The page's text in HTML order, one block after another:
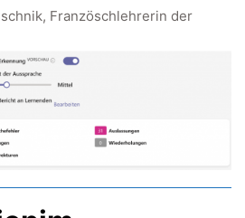
Französchlehrerin der